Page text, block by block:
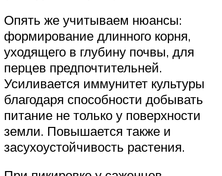
Опять же учитываем нюансы:
формирование длинного корня,
уходящего в глубину почвы, для
перцев предпочтительней.
Усиливается иммунитет культуры
благодаря способности добывать
питание не только у поверхности
земли. Повышается также и
засухоустойчивость растения.